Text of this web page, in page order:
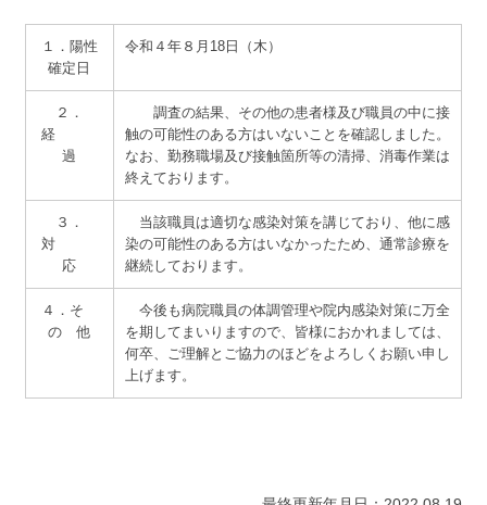
１．陽性
確定日
令和４年８月18日（木）
２．
経
過
調査の結果、その他の患者様及び職員の中に接
触の可能性のある方はいないことを確認しました。
なお、勤務職場及び接触箇所等の清掃、消毒作業は
終えております。
３．
対
応
当該職員は適切な感染対策を講じており、他に感
染の可能性のある方はいなかったため、通常診療を
継続しております。
４．そ
の 他
今後も病院職員の体調管理や院内感染対策に万全
を期してまいりますので、皆様におかれましては、
何卒、ご理解とご協力のほどをよろしくお願い申し
上げます。